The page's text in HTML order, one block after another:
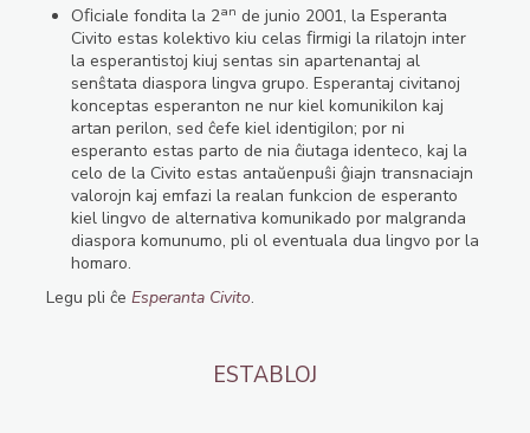
Oﬁciale fondita la 2an de junio 2001, la Esperanta
Civito estas kolektivo kiu celas ﬁrmigi la rilatojn inter
la esperantistoj kiuj sentas sin apartenantaj al
senŝtata diaspora lingva grupo. Esperantaj civitanoj
konceptas esperanton ne nur kiel komunikilon kaj
artan perilon, sed ĉefe kiel identigilon; por ni
esperanto estas parto de nia ĉiutaga identeco, kaj la
celo de la Civito estas antaŭenpuŝi ĝiajn transnaciajn
valorojn kaj emfazi la realan funkcion de esperanto
kiel lingvo de alternativa komunikado por malgranda
diaspora komunumo, pli ol eventuala dua lingvo por la
homaro.
Legu pli ĉe Esperanta Civito.
ESTABLOJ